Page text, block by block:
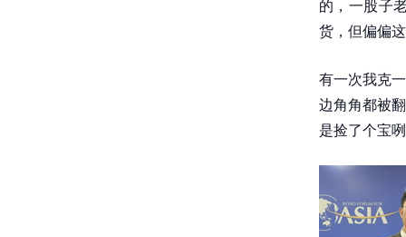
的，一股子
货，但偏偏
有一次我克
边角角都被
是捡了个宝